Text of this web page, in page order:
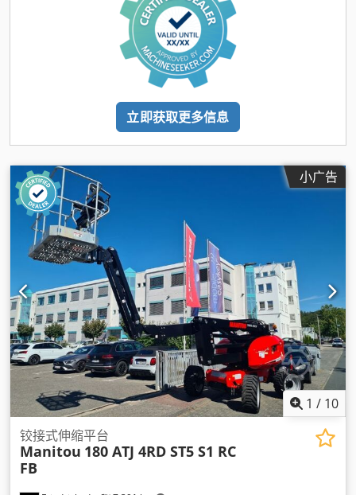
立即获取更多信息
小广告
1 / 10
铰接式伸缩平台
Manitou 180 ATJ 4RD ST5 S1 RC
FB